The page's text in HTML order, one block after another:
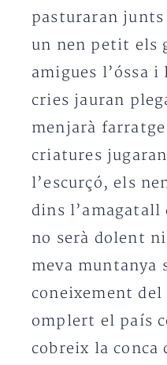
pasturaran
un nen petit els
amigues l’óssa i
cries jauran
menjarà
criatures
l’escurçó, els
dins
no serà dolent
meva muntanya
coneixement del
omplert el país
cobreix la conca